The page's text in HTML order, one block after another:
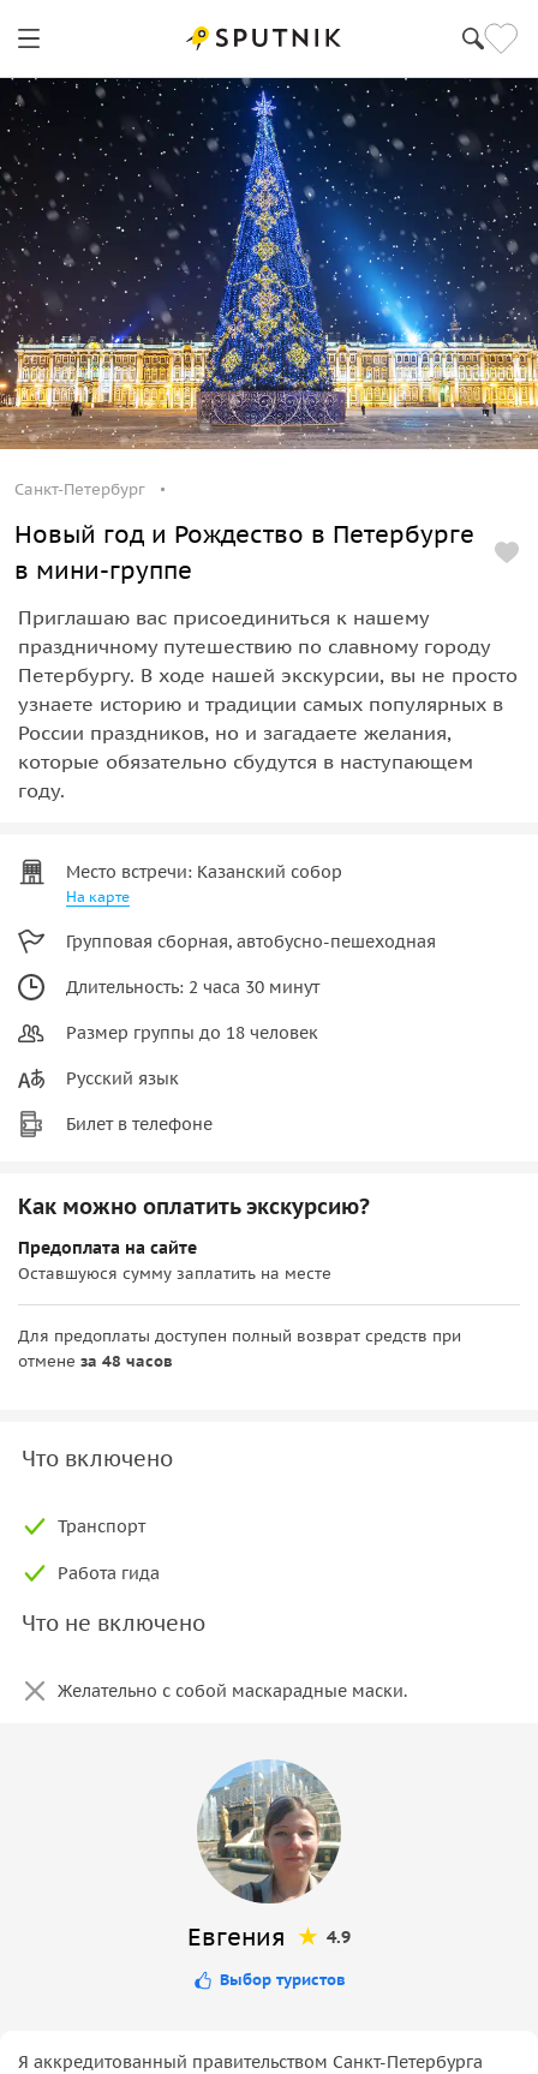
Санкт-Петербург
Санкт-Петербург
Новый год и Рождество в Петербурге
в мини-группе
Приглашаю вас присоединиться к нашему
праздничному путешествию по славному городу
Петербургу. В ходе нашей экскурсии, вы не просто
узнаете историю и традиции самых популярных в
России праздников, но и загадаете желания,
которые обязательно сбудутся в наступающем
году.
Место встречи: Казанский собор
На карте
Групповая сборная, автобусно-пешеходная
Длительность: 2 часа 30 минут
Размер группы до 18 человек
Русский язык
Билет в телефоне
Как можно оплатить экскурсию?
Предоплата на сайте
Оставшуюся сумму заплатить на месте
Для предоплаты доступен полный возврат средств при
отмене за 48 часов
Что включено
Транспорт
Работа гида
Что не включено
Желательно с собой маскарадные маски.
Евгения 4.9
Выбор туристов
Я аккредитованный правительством Санкт-Петербурга